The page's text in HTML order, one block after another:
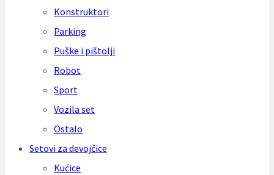
Konstruktori
Parking
Puške i pištolji
Robot
Sport
Vozila set
Ostalo
Setovi za devojčice
Kućice